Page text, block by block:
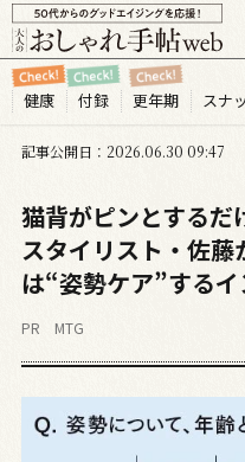
健康 付録 更年期 スナ
記事公開日 2026.06 30 09:47
猫背がピンとするだ
スタイリスト・佐
は“姿勢ケア”する
PR MTG